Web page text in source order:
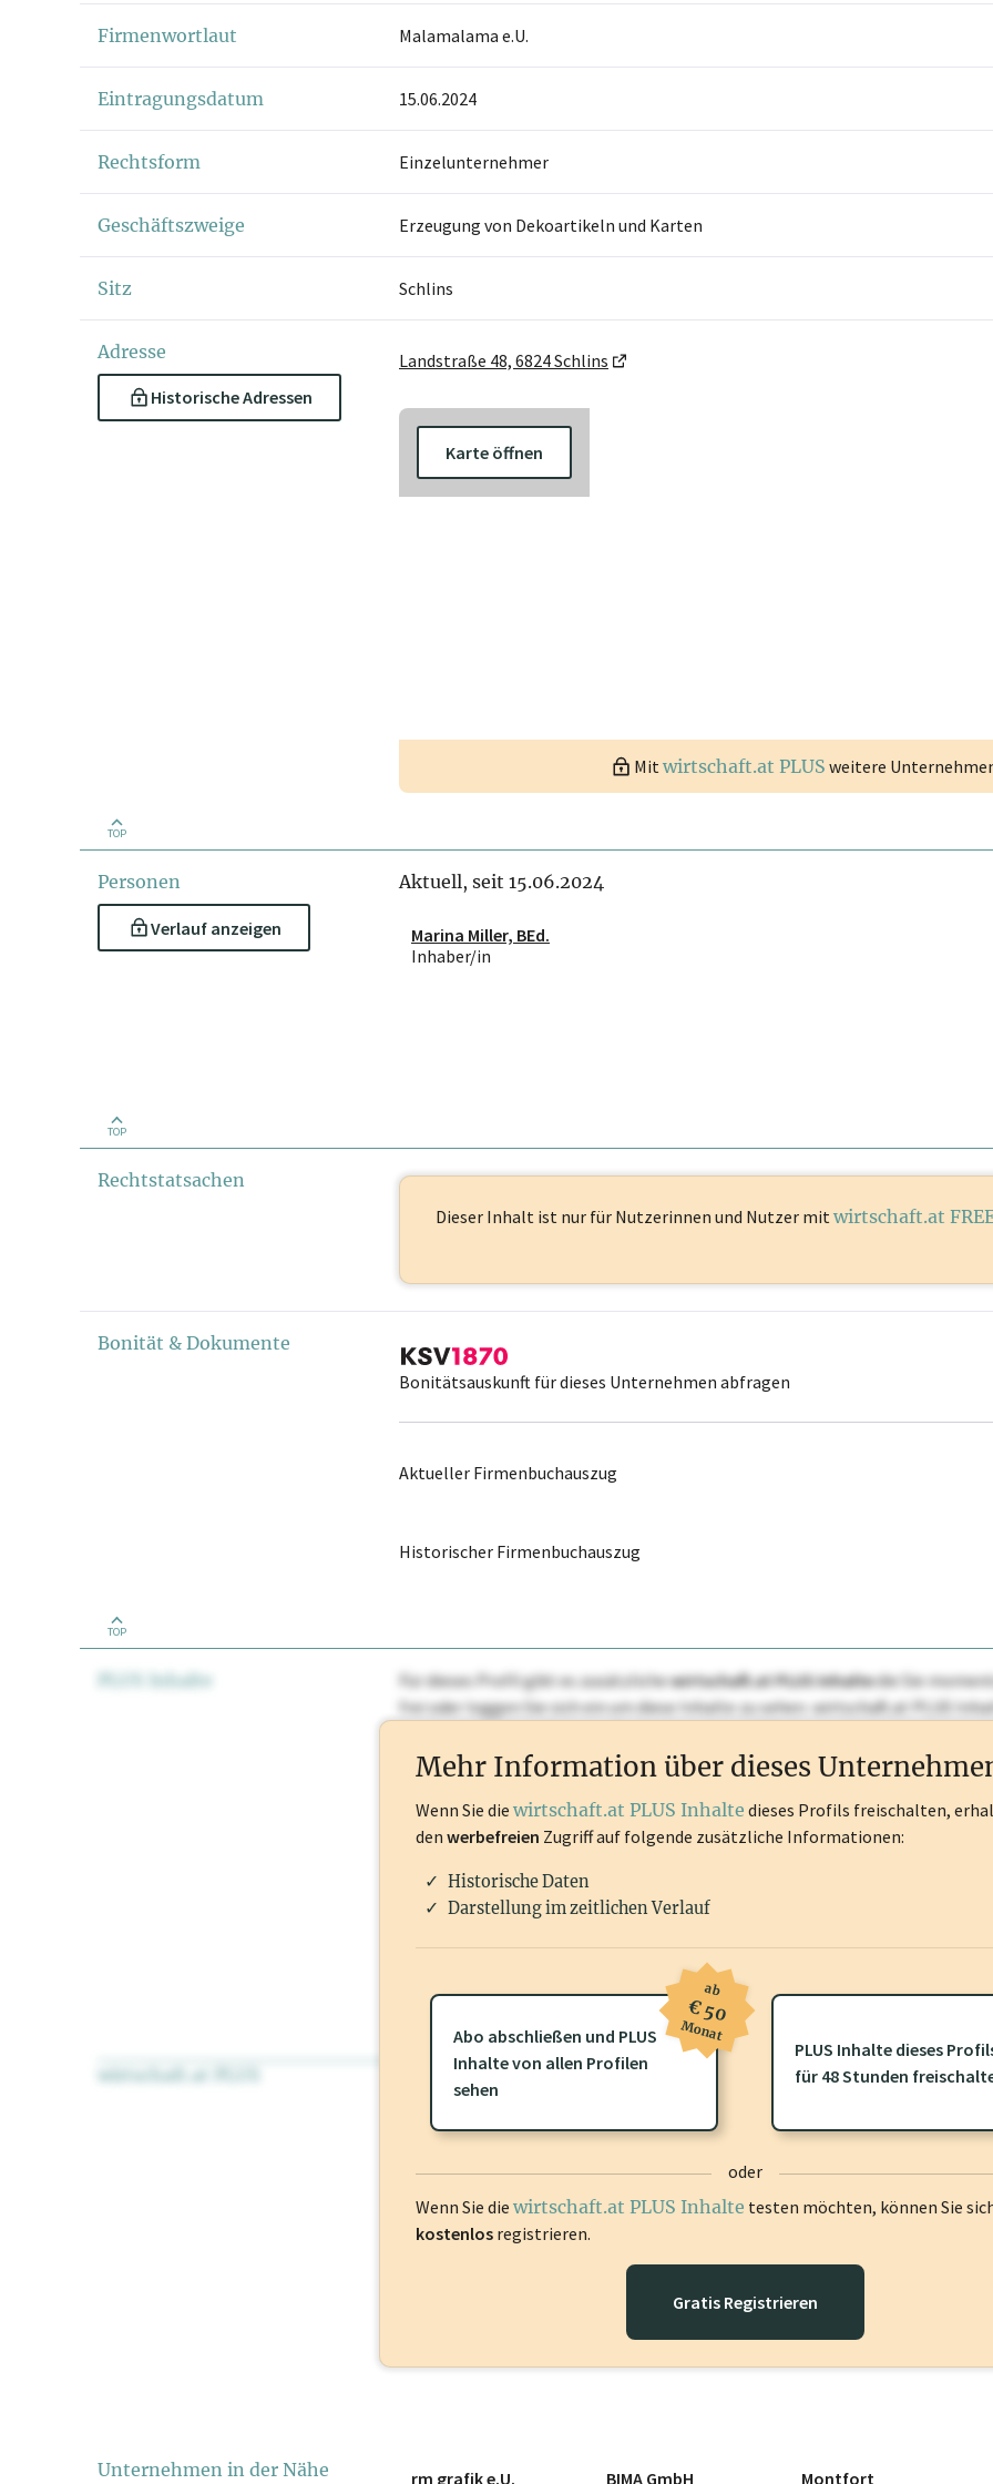
Firmenwortlaut Malamalama e.U.
Eintragungsdatum 15.06.2024
Rechtsform Einzelunternehmer
Geschäftszweige Erzeugung von Dekoartikeln und Karten
Sitz Schlins
Adresse
Historische Adressen
Landstraße 48, 6824 Schlins
Karte öffnen
Mitwirtschaft.at PLUS weitere
TOP
Personen
Verlauf anzeigen
Aktuell, seit 15.06.2024
Marina Miller, BEd.
Inhaber/in
TOP
Rechtstatsachen
Dieser Inhalt ist nur für Nutzerinnen und Nutzer mit wirtschaft.at
Bonität & Dokumente
Bonitätsauskunft für dieses Unternehmen abfragen
Aktueller Firmenbuchauszug
Historischer Firmenbuchauszug
TOP
PLUS Inhalte Für dieses Profil gibt es zusätzlichewirtschaft.at PLUS Inhaltedie Sie
frei oder loggen Sie sich ein um diese Inhalte zu sehen. wirtschaft.at PLUS
wirtschaft.at PLUS Für dieses Profil gibt es zusätzliche wirtschaft.at PLUS Inhaltedie Sie
frei oder loggen Sie sich ein um diese Inhalte zu sehen.
Mehr Information über dieses
Wenn Sie die wirtschaft.at PLUS Inhalte dieses Profils freischalten,
den werbefreien Zugriff auf folgende zusätzliche Informationen:
Historische Daten
Darstellung im zeitlichen Verlauf
Abo abschließen und PLUS
Inhalte von allen Profilen
sehen
ab
€ 50
Monat
PLUS Inhalte dieses
für 48 Stunden
oder
Wenn Sie die wirtschaft.at PLUS Inhalte testen möchten, können Sie
kostenlos registrieren.
Gratis Registrieren
Unternehmen in der Nähe
rm grafik e.U.
BIMA GmbH
Montfort